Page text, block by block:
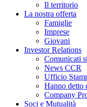
Il territorio
La nostra offerta
Famiglie
Imprese
Giovani
Investor Relations
Comunicati
News CCR
Ufficio
Hanno detto
Company
Soci e Mutualità